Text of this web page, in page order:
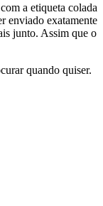
a etiqueta colada
enviado exatamente
junto. Assim que o
quando quiser.